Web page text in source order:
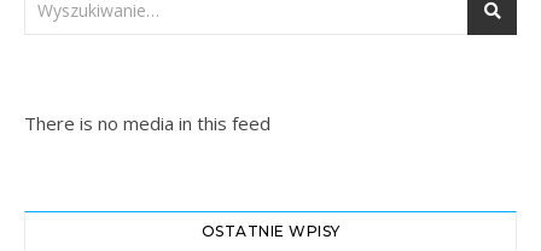
There is no media in this feed
OSTATNIE WPISY